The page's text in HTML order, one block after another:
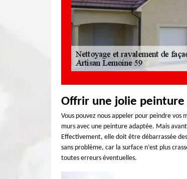
Offrir une jolie
Vous pouvez nous appeler pour peindre vos
murs avec une peinture adaptée. Mais
Effectivement, elle doit être débarrassée
sans problème, car la surface n’est plus
toutes erreurs éventuelles.